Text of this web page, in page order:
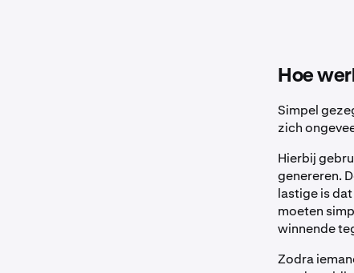
Hoe
Simpel
zich
Hierbij
genereren.
lastige is
moeten
winnende
Zodra